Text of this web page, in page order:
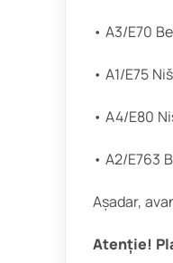
• A3/E70
• A1/E75
• A4/E80
• A2/E763
Așadar,
Atenție!